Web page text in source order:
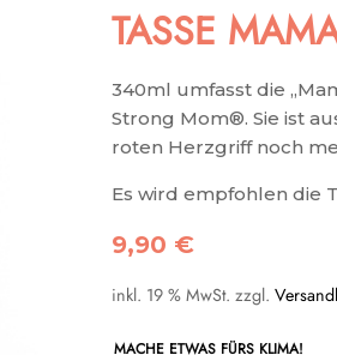
TASSE
340ml umfasst die
Strong Mom®. Sie ist
roten Herzgriff noch
Es wird empfohlen die
9,90 €
inkl. 19 % MwSt. zzgl.
MACHE ETWAS FÜRS KLIMA!